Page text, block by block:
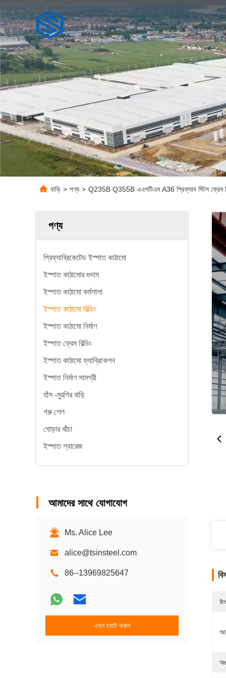
বাড়ি > পণ্য > Q235B Q355B এএসটিএম A36 প্রিফ্যাব স্টিল ফ্রেম
পণ্য
প্রিফ্যাব্রিকেটেড ইস্পাত কাঠামো
ইস্পাত কাঠামোর গুদাম
ইস্পাত কাঠামো কর্মশালা
ইস্পাত কাঠামো বিল্ডিং
ইস্পাত কাঠামো নির্মাণ
ইস্পাত ফ্রেম বিল্ডিং
ইস্পাত কাঠামো ফ্যাব্রিকেশন
ইস্পাত নির্মাণ সামগ্রী
হাঁস -মুরগির বাড়ি
গরু শেল
ঘোড়ার খাঁচা
ইস্পাত গ্যারেজ
আমাদের সাথে যোগাযোগ
Ms. Alice Lee
alice@tsinsteel.com
86--13969825647
এখন চ্যাট করুন